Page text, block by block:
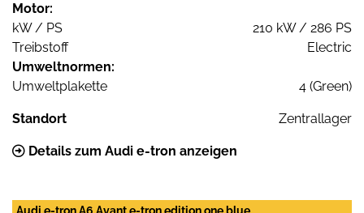
Motor:
kW / PS
210 kW / 286 PS
Treibstoff
Electric
Umweltnormen:
Umweltplakette
4 (Green)
Standort Zentrallager
Details zum Audi e-tron anzeigen